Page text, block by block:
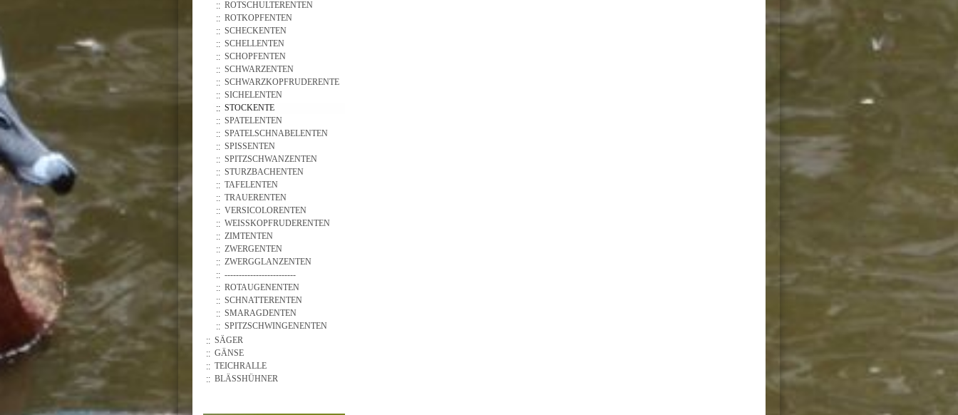
ROTSCHULTERENTEN
ROTKOPFENTEN
SCHECKENTEN
SCHELLENTEN
SCHOPFENTEN
SCHWARZENTEN
SCHWARZKOPFRUDERENTE
SICHELENTEN
STOCKENTE
SPATELENTEN
SPATELSCHNABELENTEN
SPISSENTEN
SPITZSCHWANZENTEN
STURZBACHENTEN
TAFELENTEN
TRAUERENTEN
VERSICOLORENTEN
WEISSKOPFRUDERENTEN
ZIMTENTEN
ZWERGENTEN
ZWERGGLANZENTEN
-------------------------
ROTAUGENENTEN
SCHNATTERENTEN
SMARAGDENTEN
SPITZSCHWINGENENTEN
SÄGER
GÄNSE
TEICHRALLE
BLÄSSHÜHNER